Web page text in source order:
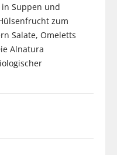
Suppen und
zum
Salate, Omeletts
Alnatura